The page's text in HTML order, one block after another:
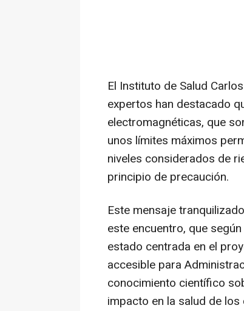
El Instituto de Salud
expertos han destacado
electromagnéticas, que
unos límites máximos
niveles considerados de
principio de precaución.
Este mensaje
este encuentro, que
estado centrada en el
accesible para
conocimiento científico
impacto en la salud de